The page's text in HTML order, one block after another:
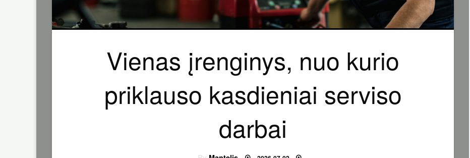
Vienas įrenginys, nuo kurio
priklauso kasdieniai serviso
darbai